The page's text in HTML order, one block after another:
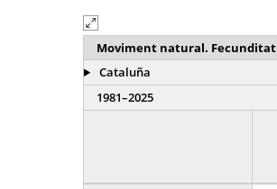
Moviment natural. Fecunditat
Cataluña
1981–2025